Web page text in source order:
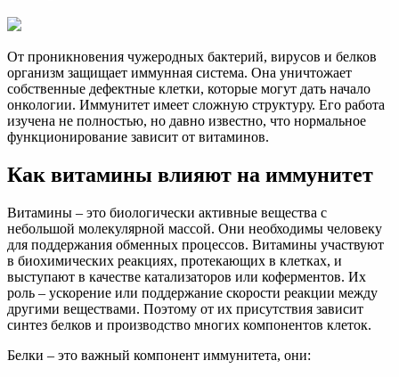
От проникновения чужеродных бактерий, вирусов и белков
организм защищает иммунная система. Она уничтожает
собственные дефектные клетки, которые могут дать начало
онкологии. Иммунитет имеет сложную структуру. Его работа
изучена не полностью, но давно известно, что нормальное
функционирование зависит от витаминов.
Как витамины влияют на иммунитет
Витамины – это биологически активные вещества с
небольшой молекулярной массой. Они необходимы человеку
для поддержания обменных процессов. Витамины участвуют
в биохимических реакциях, протекающих в клетках, и
выступают в качестве катализаторов или коферментов. Их
роль – ускорение или поддержание скорости реакции между
другими веществами. Поэтому от их присутствия зависит
синтез белков и производство многих компонентов клеток.
Белки – это важный компонент иммунитета, они: